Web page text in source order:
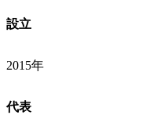
設立
2015年
代表